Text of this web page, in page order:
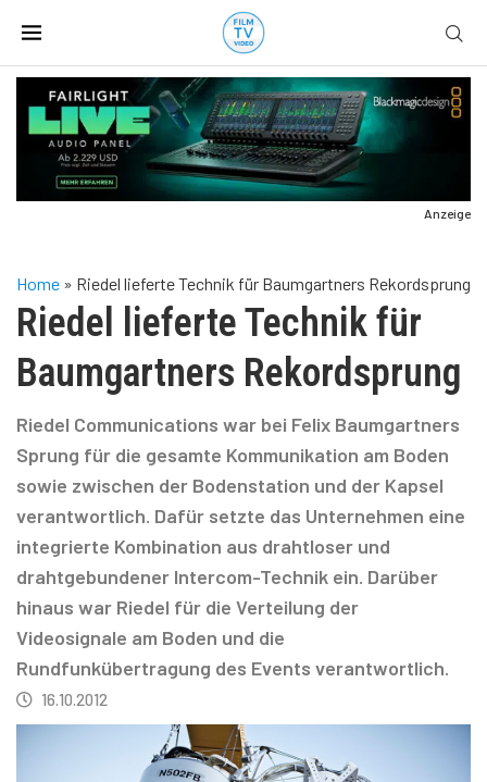
Anzeige
Home » Riedel lieferte Technik für Baumgartners Rekordsprung
Riedel lieferte Technik für
Baumgartners Rekordsprung
Riedel Communications war bei Felix Baumgartners
Sprung für die gesamte Kommunikation am Boden
sowie zwischen der Bodenstation und der Kapsel
verantwortlich. Dafür setzte das Unternehmen eine
integrierte Kombination aus drahtloser und
drahtgebundener Intercom-Technik ein. Darüber
hinaus war Riedel für die Verteilung der
Videosignale am Boden und die
Rundfunkübertragung des Events verantwortlich.
16.10.2012